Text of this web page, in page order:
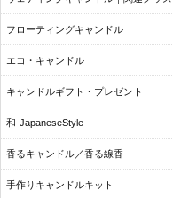
フローティングキャンドル
エコ・キャンドル
キャンドルギフト・プレゼント
和-JapaneseStyle-
香るキャンドル／香る線香
手作りキャンドルキット